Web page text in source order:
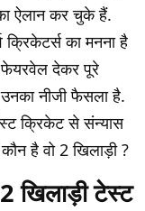
ऐलान कर चुके हैं.
का मनना है
फेयरवेल देकर पूरे
नीजी फैसला है.
क्रिकेट से संन्यास
है वो 2 खिलाड़ी ?
टेस्ट